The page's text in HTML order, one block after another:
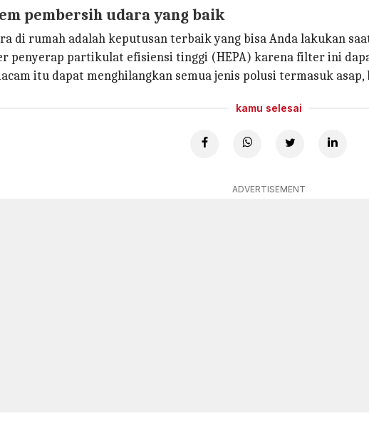
pembersih udara yang baik
di rumah adalah keputusan terbaik yang bisa Anda lakukan
penyerap partikulat efisiensi tinggi (HEPA) karena filter ini
itu dapat menghilangkan semua jenis polusi termasuk
kamu selesai
ADVERTISEMENT